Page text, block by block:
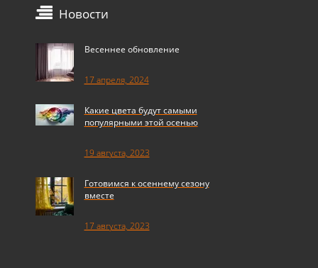
Новости
Весеннее обновление
17 апреля, 2024
Какие цвета будут самыми
популярными этой осенью
19 августа, 2023
Готовимся к осеннему сезону
вместе
17 августа, 2023